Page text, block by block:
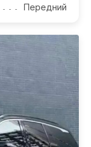
Передний